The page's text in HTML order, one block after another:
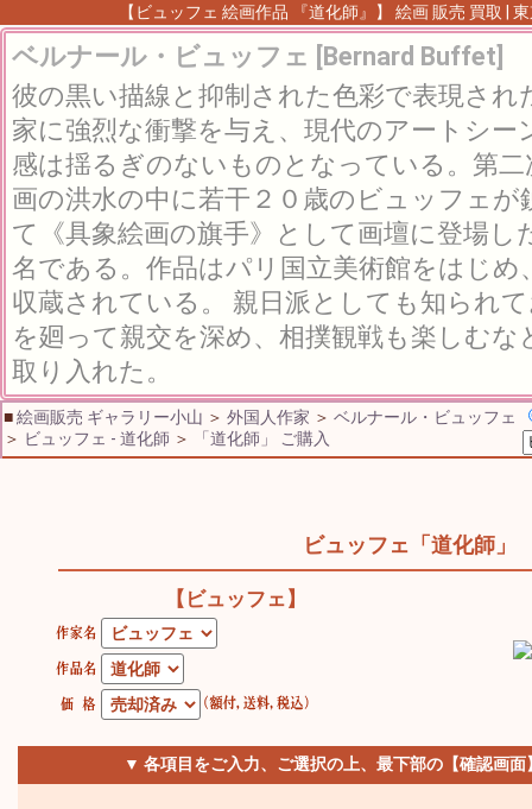
【ビュッフェ 絵画作品 『道化師』】 絵画 販売 買取 |
ベルナール・ビュッフェ [Bernard Buffet]
彼の黒い描線と抑制された色彩で表現され
家に強烈な衝撃を与え、現代のアートシ
感は揺るぎのないものとなっている。第二
画の洪水の中に若干２０歳のビュッフェ
て《具象絵画の旗手》として画壇に登場
名である。作品はパリ国立美術館をはじめ
収蔵されている。 親日派としても知られ
を廻って親交を深め、相撲観戦も楽しむな
取り入れた。
■絵画販売 ギャラリー小山 ＞ 外国人作家 ＞ ベルナール・ビュッフェ
＞ ビュッフェ - 道化師 ＞ 「道化師」 ご購入
ビュッフェ「道化師」
【ビュッフェ】
▼ 各項目をご入力、ご選択の上、最下部の【確認画